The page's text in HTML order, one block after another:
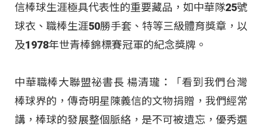
信棒球生涯極具代表性的重要藏品，如中華隊25號
球衣、職棒生涯50勝手套、特等三級體育獎章，以
及1978年世青棒錦標賽冠軍的紀念獎牌。
中華職棒大聯盟祕書長 楊清瓏：「看到我們台灣
棒球界的，傳奇明星陳義信的文物捐贈，我們經常
講，棒球的發展整個脈絡，是不可被遺忘，優秀選